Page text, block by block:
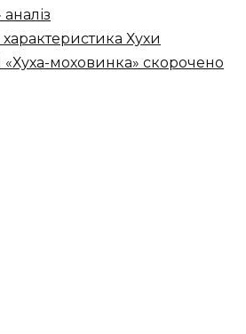
Хухи
моховинка» скорочено